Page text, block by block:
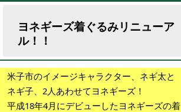
ヨネギーズ着ぐるみリニューア
ル！！
米子市のイメージキャラクター、ネギ太と
ネギ子、2人あわせてヨネギーズ！
平成18年4月にデビューしたヨネギーズの着